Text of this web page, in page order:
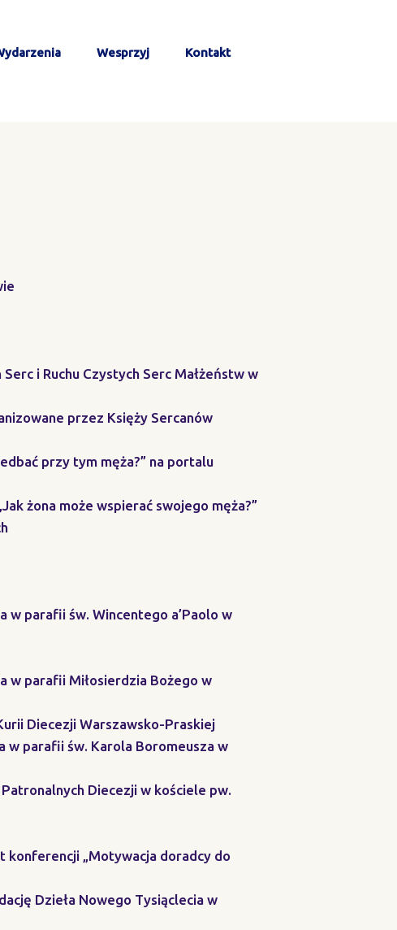
Wesprzyj Kontakt
i Ruchu Czystych Serc Małżeństw w
przez Księży Sercanów
przy tym męża?” na portalu
żona może wspierać swojego męża?”
w parafii św. Wincentego a’Paolo w
w parafii Miłosierdzia Bożego w
Diecezji Warszawsko-Praskiej
w parafii św. Karola Boromeusza w
Diecezji w kościele pw.
konferencji „Motywacja doradcy do
Dzieła Nowego Tysiąclecia w